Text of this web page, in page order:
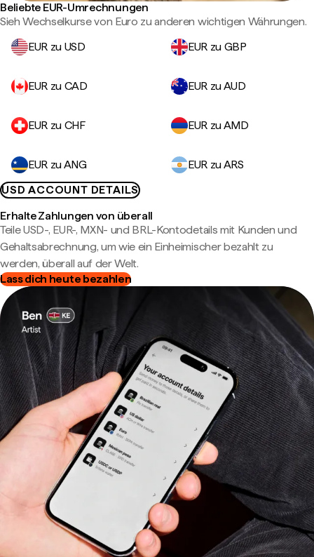
Beliebte EUR-Umrechnungen
Sieh Wechselkurse von Euro zu anderen wichtigen Währungen.
EUR zu USD
EUR zu GBP
EUR zu CAD EUR zu AUD
EUR zu CHF EUR zu AMD
EUR zu ANG
EUR zu ARS
USD ACCOUNT DETAILS
Erhalte Zahlungen von überall
Teile USD-, EUR-, MXN- und BRL-Kontodetails mit Kunden und
Gehaltsabrechnung, um wie ein Einheimischer bezahlt zu
werden, überall auf der Welt.
Lass dich heute bezahlen